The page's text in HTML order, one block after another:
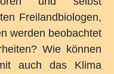
Freilandbiologen,
werden beobachtet
Wie können
auch das Klima